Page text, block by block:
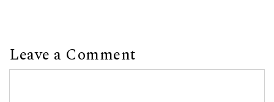
Leave a Comment